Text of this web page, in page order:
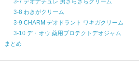
3-8 わきがクリーム
3-9 CHARM デオドラント ワキガクリーム
3-10 デ・オウ 薬用プロテクトデオジャム
まとめ